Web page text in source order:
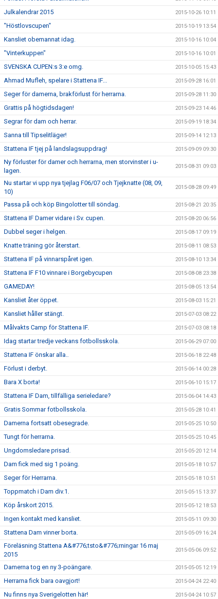
Julkalendrar 2015 2015-10-26 10:11
"Höstlovscupen" 2015-10-19 13:54
Kansliet obemannat idag. 2015-10-16 10:04
"Vinterkuppen" 2015-10-16 10:01
SVENSKA CUPEN:s 3:e omg. 2015-10-05 15:43
Ahmad Mufleh, spelare i Stattena IF... 2015-09-28 16:01
Seger för damerna, brakförlust för herrarna. 2015-09-28 11:30
Grattis på högtidsdagen! 2015-09-23 14:46
Segrar för dam och herrar. 2015-09-19 18:34
Sanna till Tipselitläger! 2015-09-14 12:13
Stattena IF tjej på landslagsuppdrag! 2015-09-09 09:30
Ny förluster för damer och herrarna, men storvinster i u-
lagen.
2015-08-31 09:03
Nu startar vi upp nya tjejlag F06/07 och Tjejknatte (08, 09,
10)
2015-08-28 09:49
Passa på och köp Bingolotter till söndag. 2015-08-21 20:35
Stattena IF Damer vidare i Sv. cupen. 2015-08-20 06:56
Dubbel seger i helgen. 2015-08-17 09:19
Knatte träning gör återstart. 2015-08-11 08:53
Stattena IF på vinnarspåret igen. 2015-08-10 13:34
Stattena IF F10 vinnare i Borgebycupen 2015-08-08 23:38
GAMEDAY! 2015-08-05 13:54
Kansliet åter öppet. 2015-08-03 15:21
Kansliet håller stängt. 2015-07-03 08:22
Målvakts Camp för Stattena IF. 2015-07-03 08:18
Idag startar tredje veckans fotbollsskola. 2015-06-29 07:00
Stattena IF önskar alla.. 2015-06-18 22:48
Förlust i derbyt. 2015-06-14 00:28
Bara X borta! 2015-06-10 15:17
Stattena IF Dam, tillfälliga serieledare? 2015-06-04 14:43
Gratis Sommar fotbollsskola. 2015-05-28 10:41
Damerna fortsatt obesegrade. 2015-05-25 10:50
Tungt för herrarna. 2015-05-25 10:45
Ungdomsledare prisad. 2015-05-20 12:14
Dam fick med sig 1 poäng. 2015-05-18 10:57
Seger för Herrarna. 2015-05-18 10:51
Toppmatch i Dam div.1. 2015-05-15 13:37
Köp årskort 2015. 2015-05-12 18:53
Ingen kontakt med kansliet. 2015-05-11 09:30
Stattena Dam vinner borta. 2015-05-09 16:24
Föreläsning Stattena A&#776;tsto&#776;rningar 16 maj
2015
2015-05-06 09:52
Damerna tog en ny 3-poängare. 2015-05-05 12:19
Herrarna fick bara oavgjort! 2015-04-24 22:40
Nu finns nya Sverigelotten här! 2015-04-24 10:57